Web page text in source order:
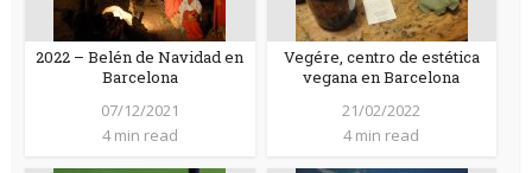
2022 – Belén de Navidad en
Barcelona
07/12/2021
4 min read
Vegére, centro de estética
vegana en Barcelona
21/02/2022
4 min read